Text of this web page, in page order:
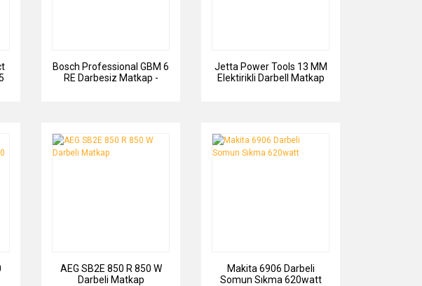
Bosch Professional GBM 6
RE Darbesiz Matkap -
Jetta Power Tools 13 MM
Elektirikli Darbell Matkap
AEG SB2E 850 R 850 W
Darbeli Matkap
Makita 6906 Darbeli
Somun Sıkma 620watt